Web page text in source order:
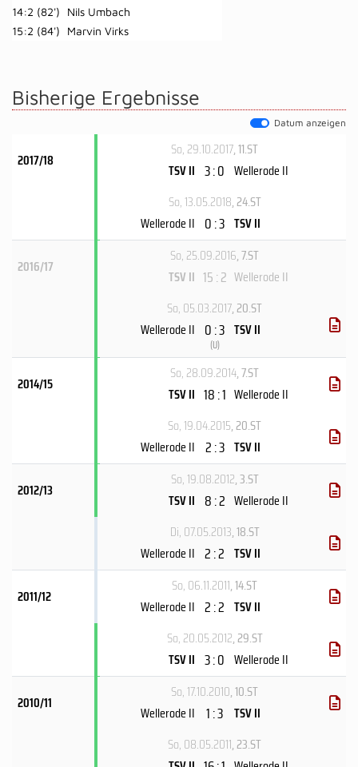
14:2 (82')
Nils Umbach
15:2 (84')
Marvin Virks
Bisherige Ergebnisse
Datum anzeigen
2017/18
So, 29.10.2017, 11.ST
TSV II 3 : 0 Wellerode II
So, 13.05.2018, 24.ST
Wellerode II 0 : 3 TSV II
2016/17
So, 25.09.2016, 7.ST
TSV II 15 : 2 Wellerode II
So, 05.03.2017, 20.ST
Wellerode II 0 : 3
(U)
TSV II
2014/15
So, 28.09.2014, 7.ST
TSV II 18 : 1 Wellerode II
So, 19.04.2015, 20.ST
Wellerode II 2 : 3 TSV II
2012/13
So, 19.08.2012, 3.ST
TSV II 8 : 2 Wellerode II
Di, 07.05.2013, 18.ST
Wellerode II 2 : 2 TSV II
2011/12
So, 06.11.2011, 14.ST
Wellerode II 2 : 2 TSV II
So, 20.05.2012, 29.ST
TSV II 3 : 0 Wellerode II
2010/11
So, 17.10.2010, 10.ST
Wellerode II 1 : 3 TSV II
So, 08.05.2011, 23.ST